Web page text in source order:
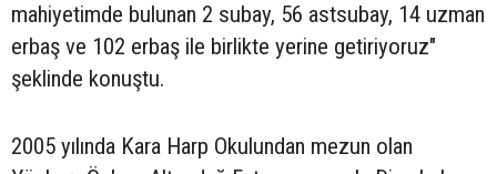
mahiyetimde bulunan 2 subay, 56 astsubay, 14 uzman
erbaş ve 102 erbaş ile birlikte yerine getiriyoruz"
şeklinde konuştu.
2005 yılında Kara Harp Okulundan mezun olan